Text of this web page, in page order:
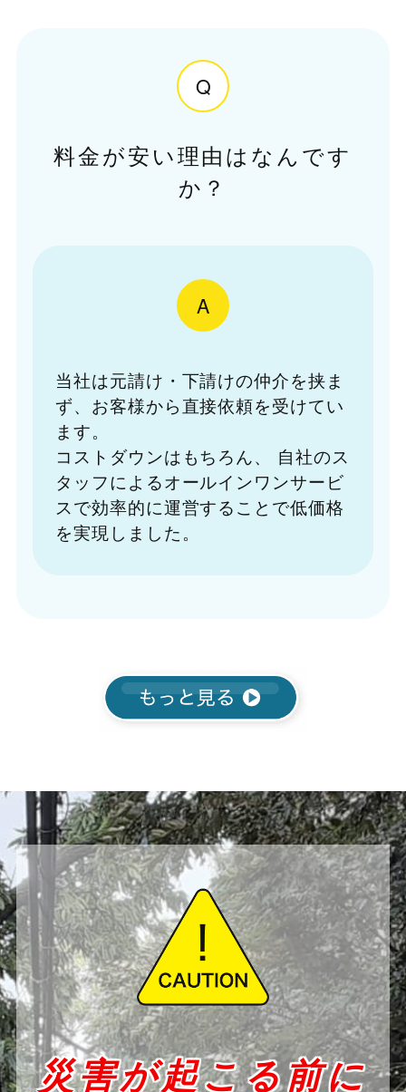
Q
料金が安い理由はなんです
か？
A
当社は元請け・下請けの仲介を挟ま
ず、お客様から直接依頼を受けてい
ます。
コストダウンはもちろん、
自社のス
タッフによるオールインワンサービ
スで効率的に運営することで低価格
を実現しました。
災害が起こる前に